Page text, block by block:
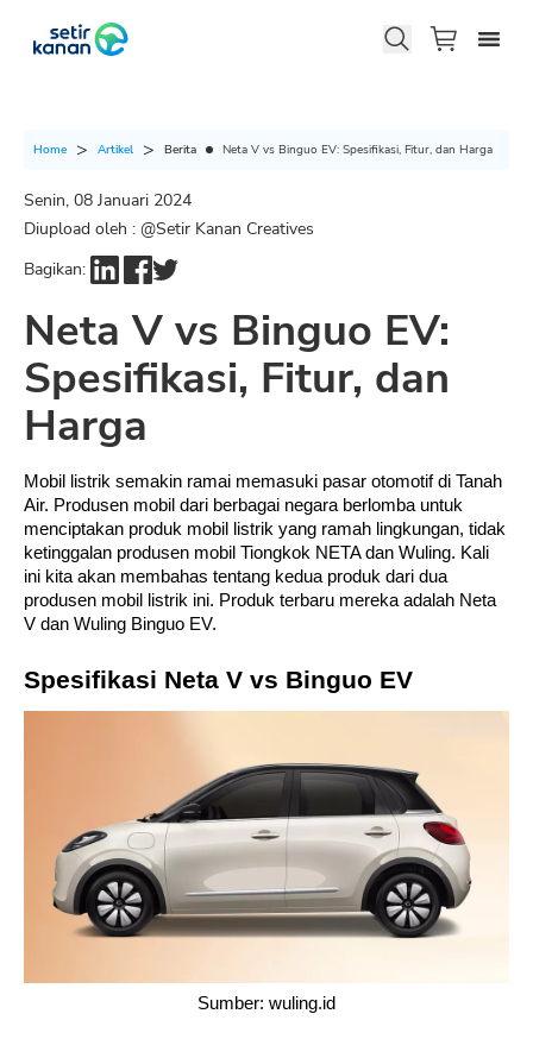
Home Artikel Berita Neta V vs Binguo EV: Spesifikasi, Fitur, dan Harga
Senin, 08 Januari 2024
Diupload oleh : @Setir Kanan Creatives
Bagikan:
Neta V vs Binguo EV:
Spesifikasi, Fitur, dan
Harga
Mobil listrik semakin ramai memasuki pasar otomotif di Tanah
Air. Produsen mobil dari berbagai negara berlomba untuk
menciptakan produk mobil listrik yang ramah lingkungan, tidak
ketinggalan produsen mobil Tiongkok NETA dan Wuling. Kali
ini kita akan membahas tentang kedua produk dari dua
produsen mobil listrik ini. Produk terbaru mereka adalah Neta
V dan Wuling Binguo EV.
Spesifikasi Neta V vs Binguo EV
Sumber: wuling.id